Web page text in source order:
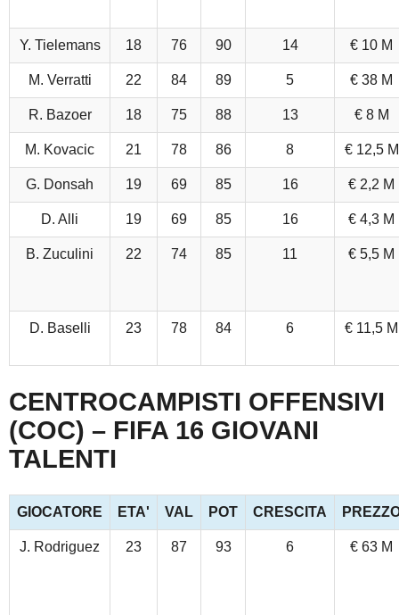
Y. Tielemans 18 76 90 14 € 10 M
M. Verratti 22 84 89 5 € 38 M
R. Bazoer 18 75 88 13 € 8 M
M. Kovacic 21 78 86 8 € 12,5 M
G. Donsah 19 69 85 16 € 2,2 M
D. Alli 19 69 85 16 € 4,3 M
B. Zuculini 22 74 85 11 € 5,5 M
D. Baselli 23 78 84 6 € 11,5 M
CENTROCAMPISTI OFFENSIVI
(COC) – FIFA 16 GIOVANI
TALENTI
GIOCATORE ETA' VAL POT CRESCITA
J. Rodriguez 23 87 93 6 € 63 M